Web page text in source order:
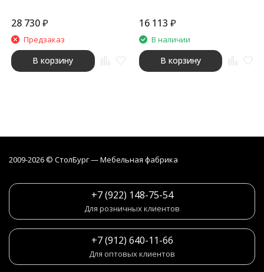
28 730₽
Предзаказ
В корзину
16 113 ₽
В наличии
В корзину
2009-2026 © СтолБург — Мебeльная фабрика
+7 (922) 148-75-54
Для розничных клиентов
+7 (912) 640-11-66
Для оптовых клиентов